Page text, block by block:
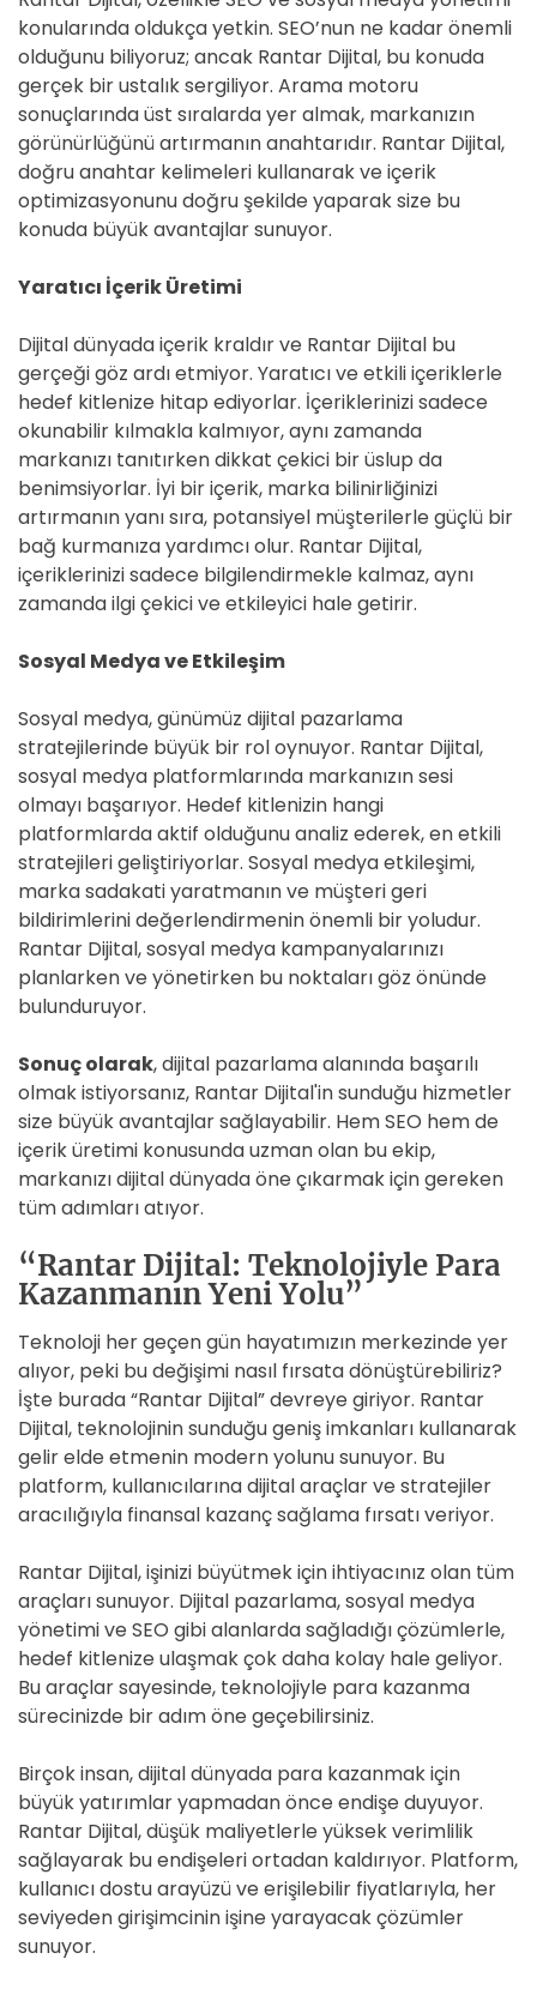
konularında oldukça yetkin. SEO’nun ne kadar önemli
olduğunu biliyoruz; ancak Rantar Dijital, bu konuda
gerçek bir ustalık sergiliyor. Arama motoru
sonuçlarında üst sıralarda yer almak, markanızın
görünürlüğünü artırmanın anahtarıdır. Rantar Dijital,
doğru anahtar kelimeleri kullanarak ve içerik
optimizasyonunu doğru şekilde yaparak size bu
konuda büyük avantajlar sunuyor.
Yaratıcı İçerik Üretimi
Dijital dünyada içerik kraldır ve Rantar Dijital bu
gerçeği göz ardı etmiyor. Yaratıcı ve etkili içeriklerle
hedef kitlenize hitap ediyorlar. İçeriklerinizi sadece
okunabilir kılmakla kalmıyor, aynı zamanda
markanızı tanıtırken dikkat çekici bir üslup da
benimsiyorlar. İyi bir içerik, marka bilinirliğinizi
artırmanın yanı sıra, potansiyel müşterilerle güçlü bir
bağ kurmanıza yardımcı olur. Rantar Dijital,
içeriklerinizi sadece bilgilendirmekle kalmaz, aynı
zamanda ilgi çekici ve etkileyici hale getirir.
Sosyal Medya ve Etkileşim
Sosyal medya, günümüz dijital pazarlama
stratejilerinde büyük bir rol oynuyor. Rantar Dijital,
sosyal medya platformlarında markanızın sesi
olmayı başarıyor. Hedef kitlenizin hangi
platformlarda aktif olduğunu analiz ederek, en etkili
stratejileri geliştiriyorlar. Sosyal medya etkileşimi,
marka sadakati yaratmanın ve müşteri geri
bildirimlerini değerlendirmenin önemli bir yoludur.
Rantar Dijital, sosyal medya kampanyalarınızı
planlarken ve yönetirken bu noktaları göz önünde
bulunduruyor.
Sonuç olarak, dijital pazarlama alanında başarılı
olmak istiyorsanız, Rantar Dijital'in sunduğu hizmetler
size büyük avantajlar sağlayabilir. Hem SEO hem de
içerik üretimi konusunda uzman olan bu ekip,
markanızı dijital dünyada öne çıkarmak için gereken
tüm adımları atıyor.
“Rantar Dijital: Teknolojiyle Para
Kazanmanın Yeni Yolu”
Teknoloji her geçen gün hayatımızın merkezinde yer
alıyor, peki bu değişimi nasıl fırsata dönüştürebiliriz?
İşte burada “Rantar Dijital” devreye giriyor. Rantar
Dijital, teknolojinin sunduğu geniş imkanları kullanarak
gelir elde etmenin modern yolunu sunuyor. Bu
platform, kullanıcılarına dijital araçlar ve stratejiler
aracılığıyla finansal kazanç sağlama fırsatı veriyor.
Rantar Dijital, işinizi büyütmek için ihtiyacınız olan tüm
araçları sunuyor. Dijital pazarlama, sosyal medya
yönetimi ve SEO gibi alanlarda sağladığı çözümlerle,
hedef kitlenize ulaşmak çok daha kolay hale geliyor.
Bu araçlar sayesinde, teknolojiyle para kazanma
sürecinizde bir adım öne geçebilirsiniz.
Birçok insan, dijital dünyada para kazanmak için
büyük yatırımlar yapmadan önce endişe duyuyor.
Rantar Dijital, düşük maliyetlerle yüksek verimlilik
sağlayarak bu endişeleri ortadan kaldırıyor. Platform,
kullanıcı dostu arayüzü ve erişilebilir fiyatlarıyla, her
seviyeden girişimcinin işine yarayacak çözümler
sunuyor.